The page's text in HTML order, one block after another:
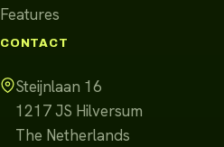
Features
CONTACT
Steijnlaan 16
1217 JS Hilversum
The Netherlands